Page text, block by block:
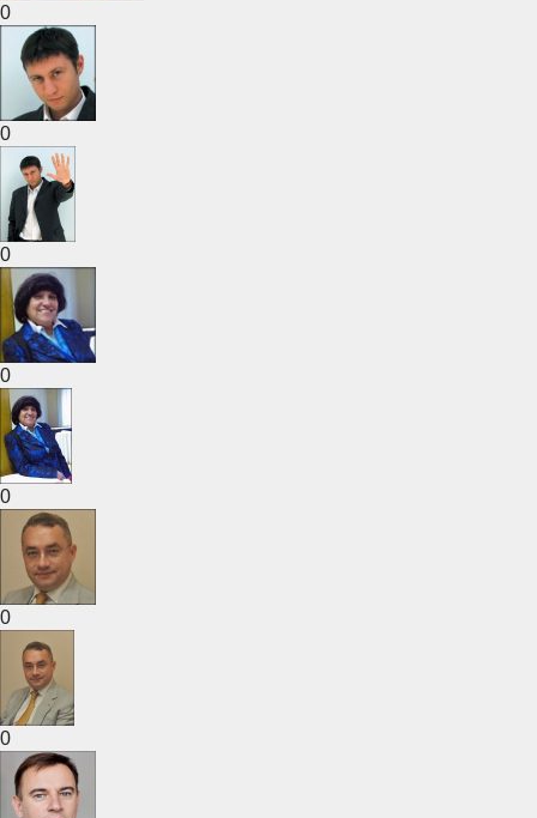
0
0
0
0
0
0
0